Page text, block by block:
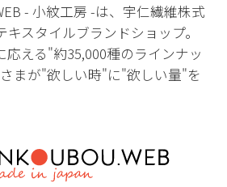
- 小紋工房 -は、宇仁繊維株式
スタイルブランドショップ。
応える"約35,000種のラインナッ
まが"欲しい時"に"欲しい量"を